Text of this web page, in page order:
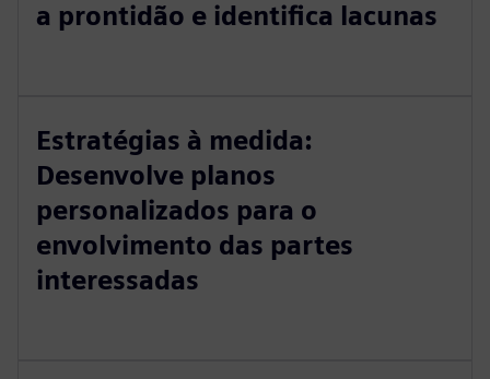
a prontidão e identifica lacunas
Estratégias à medida:
Desenvolve planos
personalizados para o
envolvimento das partes
interessadas